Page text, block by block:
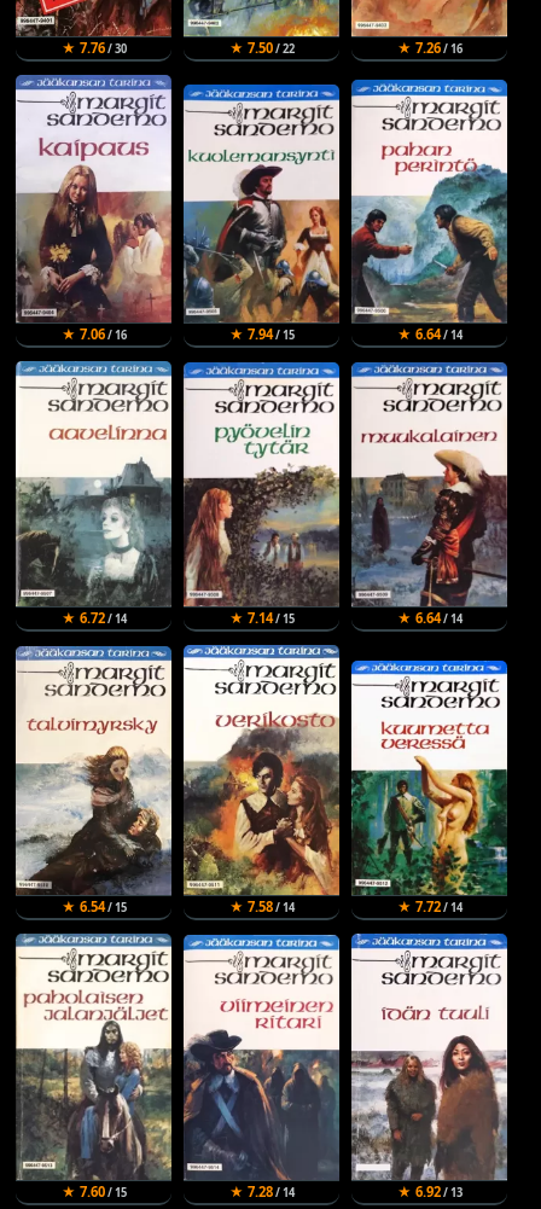
★ 7.76/ 30 ★ 7.50/ 22 ★ 7.26/ 16
★ 7.06/ 16 ★ 7.94/ 15 ★ 6.64/ 14
★ 6.72/ 14 ★ 7.14/ 15 ★ 6.64/ 14
★ 6.54/ 15 ★ 7.58/ 14 ★ 7.72/ 14
★ 7.60/ 15 ★ 7.28/ 14 ★ 6.92/ 13